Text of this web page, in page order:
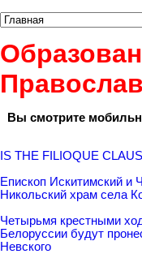
Вы смотрите
IS THE FILIOQUE
Епископ Искитимский
Никольский храм села
Четырьмя крестными
Белоруссии будут
Невского